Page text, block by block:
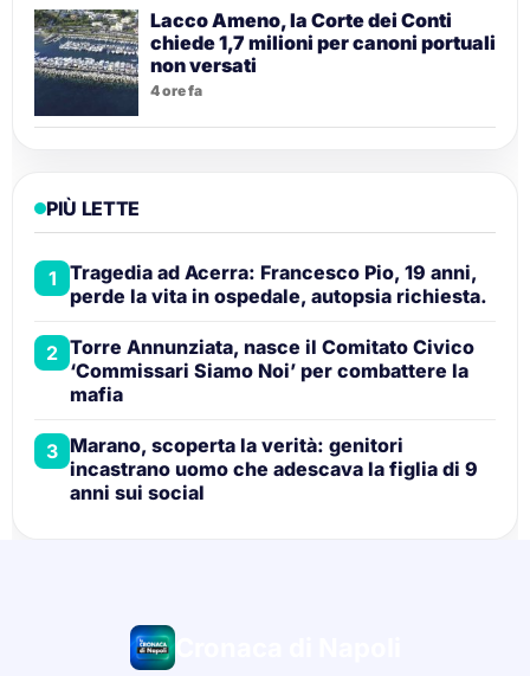
Lacco Ameno, la Corte dei Conti
chiede 1,7 milioni per canoni portuali
non versati
4 ore fa
PIÙ LETTE
1 Tragedia ad Acerra: Francesco Pio, 19 anni,
perde la vita in ospedale, autopsia richiesta.
2 Torre Annunziata, nasce il Comitato Civico
‘Commissari Siamo Noi’ per combattere la
mafia
3 Marano, scoperta la verità: genitori
incastrano uomo che adescava la figlia di 9
anni sui social
Cronaca di Napoli